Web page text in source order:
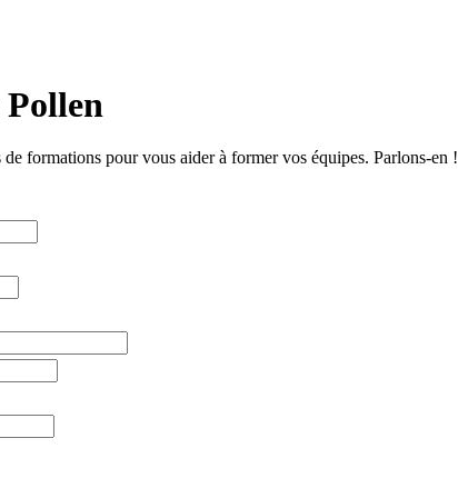
Pollen
formations pour vous aider à former vos équipes. Parlons-en !